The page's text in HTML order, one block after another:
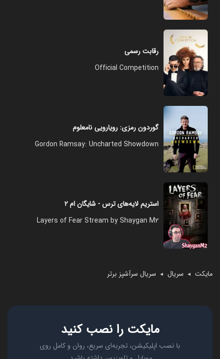
رقابت رسمی
Official Competition
گوردون رمزی: رویارویی نامعلوم
Gordon Ramsay: Uncharted Showdown
استریم لایه‌های ترس - شایگان ام ۲
Layers of Fear Stream by Shaygan M2
مایکت ◄ سریال ◄ سریال سرآشپز برتر
مایکت را نصب کنید
با نصب اپلیکیشن، تجربه‌ای سریع، روان و کامل روی